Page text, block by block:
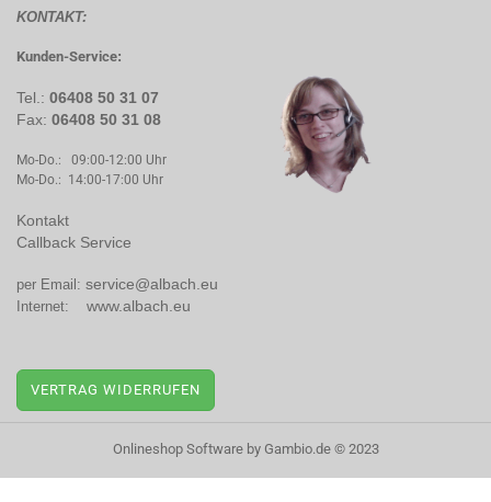
KONTAKT:
Kunden-Service:
Tel.: 06408 50 31 07
Fax: 06408 50 31 08
Mo-Do.: 09:00-12:00 Uhr
Mo-Do.: 14:00-17:00 Uhr
Kontakt
Callback Service
per Email: service@albach.eu
Internet: www.albach.eu
VERTRAG WIDERRUFEN
Onlineshop Softwareby Gambio.de © 2023